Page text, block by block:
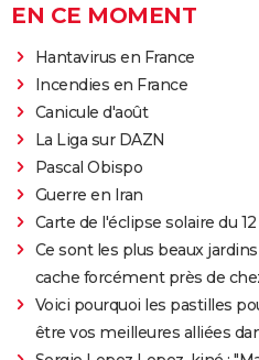
EN CE MOMENT
Hantavirus en France
Incendies en France
Canicule d'août
La Liga sur DAZN
Pascal Obispo
Guerre en Iran
Carte de l'éclipse solaire du
Ce sont les plus beaux
cache forcément près de
Voici pourquoi les pastilles
être vos meilleures alliées